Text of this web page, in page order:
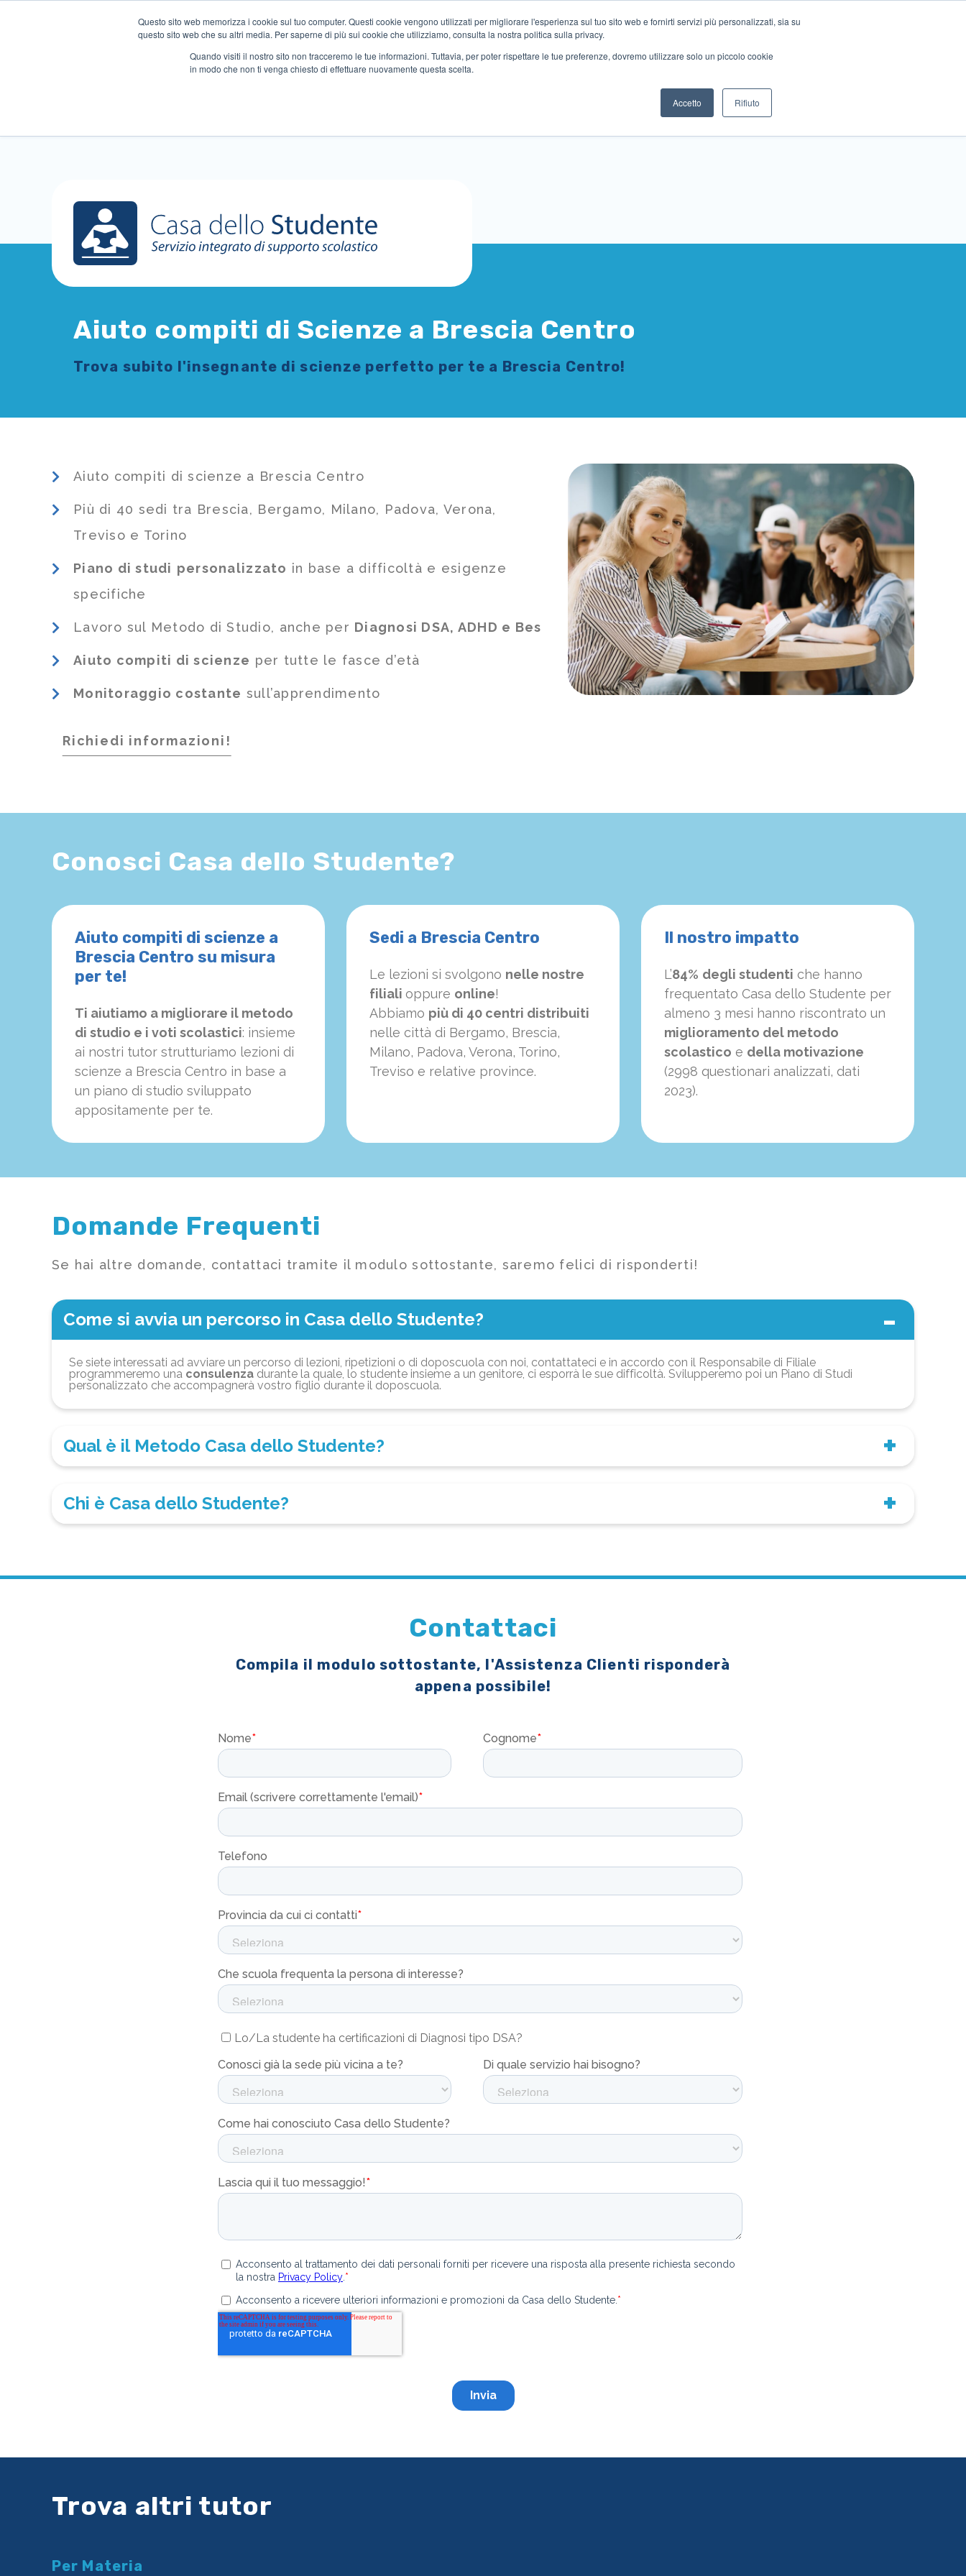
Questo sito web memorizza i cookie sul tuo computer. Questi cookie vengono utilizzati per migliorare l'esperienza sul tuo sito web e fornirti servizi più personalizzati, sia su
questo sito web che su altri media. Per saperne di più sui cookie che utilizziamo, consulta la nostra politica sulla privacy.
Quando visiti il ​​nostro sito non tracceremo le tue informazioni. Tuttavia, per poter rispettare le tue preferenze, dovremo utilizzare solo un piccolo cookie
in modo che non ti venga chiesto di effettuare nuovamente questa scelta.
Accetto Rifiuto
Aiuto compiti di Scienze a Brescia Centro
Trova subito l'insegnante di scienze perfetto per te a Brescia Centro!
Aiuto compiti di scienze a Brescia Centro
Più di 40 sedi tra Brescia, Bergamo, Milano, Padova, Verona,
Treviso e Torino
Piano di studi personalizzato in base a difficoltà e esigenze
specifiche
Lavoro sul Metodo di Studio, anche per Diagnosi DSA, ADHD e Bes
Aiuto compiti di scienze per tutte le fasce d’età
Monitoraggio costante sull’apprendimento
Richiedi informazioni!
Conosci Casa dello Studente?
Aiuto compiti di scienze a
Brescia Centro su misura
per te!
Ti aiutiamo a migliorare il metodo
di studio e i voti scolastici: insieme
ai nostri tutor strutturiamo lezioni di
scienze a Brescia Centro in base a
un piano di studio sviluppato
appositamente per te.
Sedi a Brescia Centro
Le lezioni si svolgono nelle nostre
filiali oppure online!
Abbiamo più di 40 centri distribuiti
nelle città di Bergamo, Brescia,
Milano, Padova, Verona, Torino,
Treviso e relative province.
Il nostro impatto
L’84% degli studenti che hanno
frequentato Casa dello Studente per
almeno 3 mesi hanno riscontrato un
miglioramento del metodo
scolastico e della motivazione
(2998 questionari analizzati, dati
2023).
Domande Frequenti
Se hai altre domande, contattaci tramite il modulo sottostante, saremo felici di risponderti!
Come si avvia un percorso in Casa dello Studente?
Se siete interessati ad avviare un percorso di lezioni, ripetizioni o di doposcuola con noi, contattateci e in accordo con il Responsabile di Filiale
programmeremo una consulenza durante la quale, lo studente insieme a un genitore, ci esporrà le sue difficoltà. Svilupperemo poi un Piano di Studi
personalizzato che accompagnerà vostro figlio durante il doposcuola.
Qual è il Metodo Casa dello Studente?
Chi è Casa dello Studente?
Contattaci
Compila il modulo sottostante, l'Assistenza Clienti risponderà
appena possibile!
Trova altri tutor
Per Materia